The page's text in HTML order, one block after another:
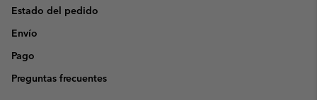
Estado del pedido
Envío
Pago
Preguntas frecuentes